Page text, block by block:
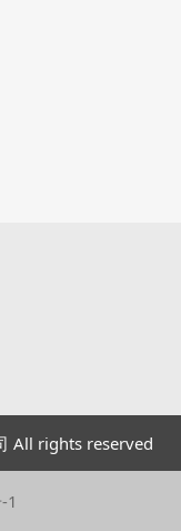
All rights reserved
1